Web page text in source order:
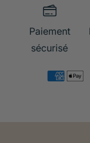
Paiement
sécurisé